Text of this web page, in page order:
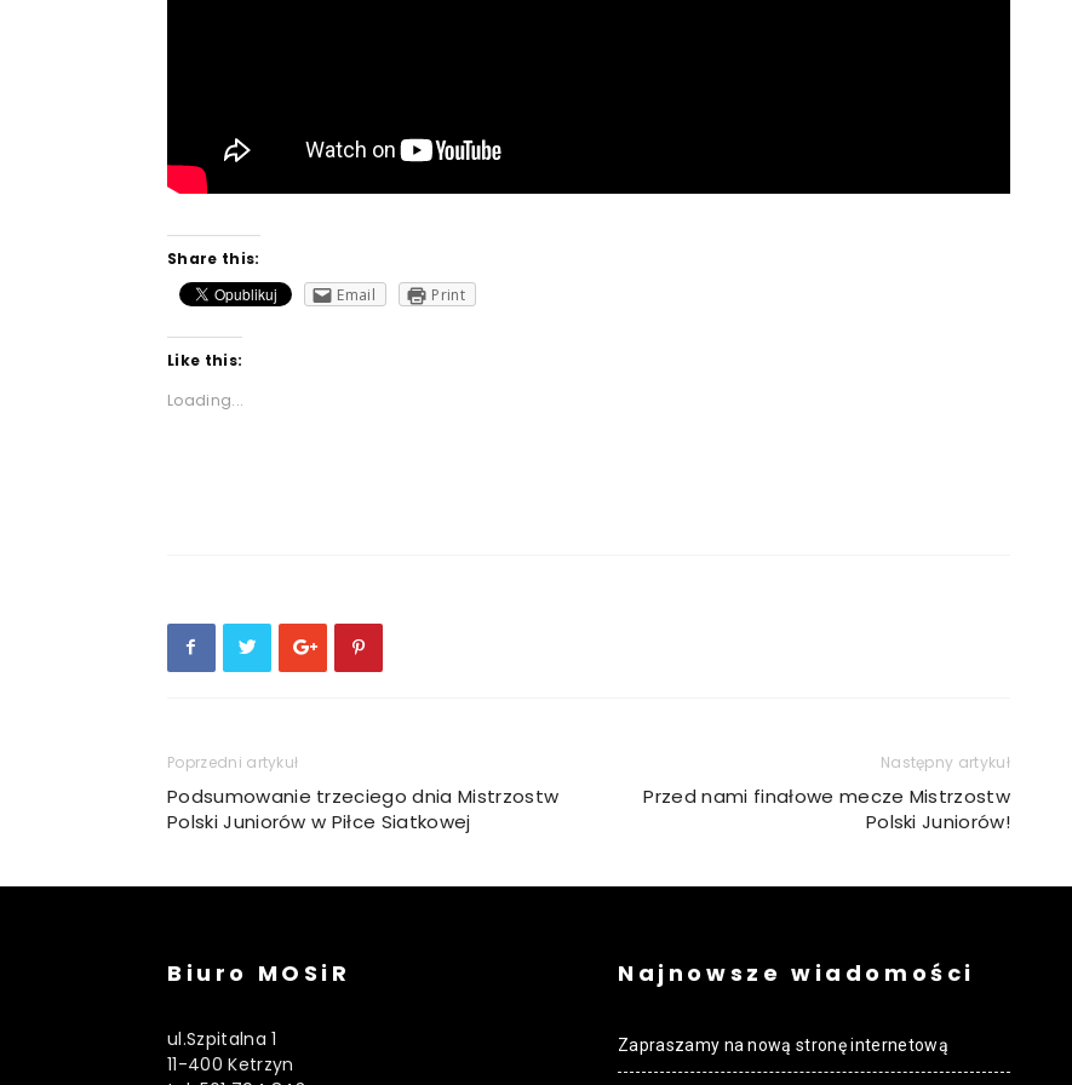
Share this:
Email
Print
Like this:
Loading...
Poprzedni artykuł
Podsumowanie trzeciego dnia Mistrzostw
Polski Juniorów w Piłce Siatkowej
Następny artykuł
Przed nami finałowe mecze Mistrzostw
Polski Juniorów!
Biuro MOSiR
ul.Szpitalna 1
11-400 Ketrzyn
Najnowsze wiadomości
Zapraszamy na nową stronę internetową